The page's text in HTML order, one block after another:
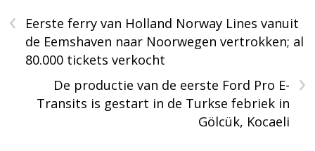
‹
Eerste ferry van Holland Norway Lines vanuit
de Eemshaven naar Noorwegen vertrokken; al
80.000 tickets verkocht
›
De productie van de eerste Ford Pro E-
Transits is gestart in de Turkse febriek in
Gölcük, Kocaeli